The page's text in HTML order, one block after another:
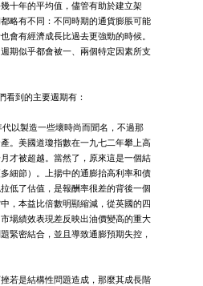
十年的平均值，儘管有助於建立架
略有不同：不同時期的通貨膨脹可能
會有經濟成長比過去更強勁的時候。
期似乎都會被一、兩個特定因素所支
看到的主要週期有：
以製造一些壞時尚而聞名，不過那
。美國道瓊指數在一九七二年攀上高
才被超越。當然了，原來這是一個結
細節）。上揚中的通膨抬高利率和債
低了估值，是報酬率很差的背後一個
，本益比倍數明顯縮減，從英國的四
場績效表現差反映出油價變高的重大
緊密結合，並且導致通膨預期失控，
若是結構性問題造成，那麼其成長階